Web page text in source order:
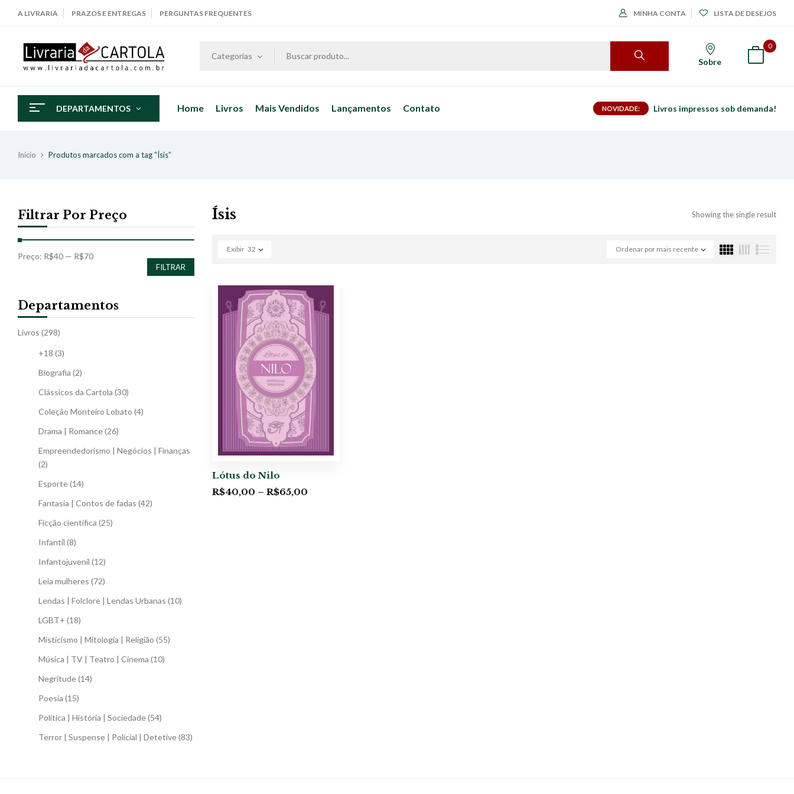
A LIVRARIA PRAZOS E ENTREGAS PERGUNTAS FREQUENTES MINHA CONTA LISTA DE DESEJOS
Categorias
Sobre
0
DEPARTAMENTOS Home Livros Mais Vendidos Lançamentos Contato NOVIDADE: Livros impressos sob demanda!
Início Produtos marcados com a tag “Ísis”
Filtrar Por Preço
FILTRAR
Preço: R$40 — R$70
Departamentos
Livros (298)
+18 (3)
Biografia (2)
Clássicos da Cartola (30)
Coleção Monteiro Lobato (4)
Drama | Romance(26)
Empreendedorismo | Negócios | Finanças
(2)
Esporte(14)
Fantasia | Contos de fadas (42)
Ficção científica (25)
Infantil (8)
Infantojuvenil (12)
Leia mulheres (72)
Lendas | Folclore | Lendas Urbanas (10)
LGBT+ (18)
Misticismo | Mitologia | Religião (55)
Música | TV | Teatro | Cinema (10)
Negritude(14)
Poesia (15)
Política | História | Sociedade(54)
Terror | Suspense | Policial | Detetive(83)
Ísis Showing the single result
Ordenar por mais recente
Exibir 32
Lótus do Nilo
R$40,00 – R$65,00